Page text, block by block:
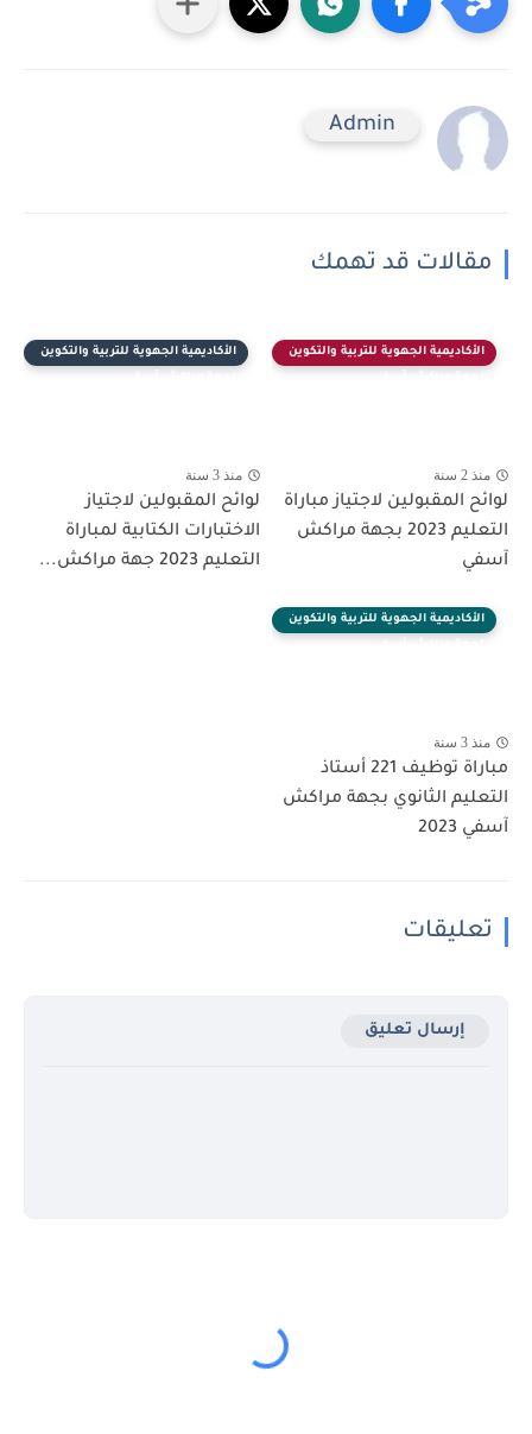
Admin
مقالات قد تهمك
الأكاديمية الجهوية للتربية والتكوين
منذ 2 سنة
لوائح المقبولين لاجتياز مباراة
التعليم 2023 بجهة مراكش
آسفي
الأكاديمية الجهوية للتربية والتكوين
منذ 3 سنة
لوائح المقبولين لاجتياز
الاختبارات الكتابية لمباراة
التعليم 2023 جهة مراكش...
الأكاديمية الجهوية للتربية والتكوين
منذ 3 سنة
مباراة توظيف 221 أستاذ
التعليم الثانوي بجهة مراكش
آسفي 2023
تعليقات
إرسال تعليق